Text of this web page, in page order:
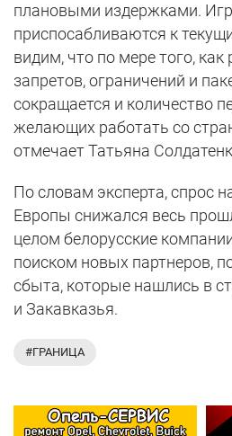
плановыми издержками.
приспосабливаются к
видим, что по мере того, как
запретов, ограничений и
сокращается и количество
желающих работать со
отмечает Татьяна
По словам эксперта, спрос
Европы снижался весь
целом белорусские
поиском новых партнеров,
сбыта, которые нашлись в
и Закавказья.
#ГРАНИЦА